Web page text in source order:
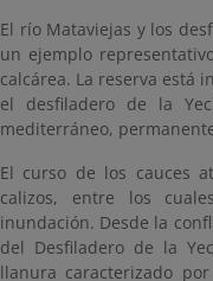
El río Mataviejas y los
un ejemplo
calcárea. La reserva está
el desfiladero de la
mediterráneo,
El curso de los cauces
calizos, entre los
inundación. Desde la
del Desfiladero de la
llanura caracterizado